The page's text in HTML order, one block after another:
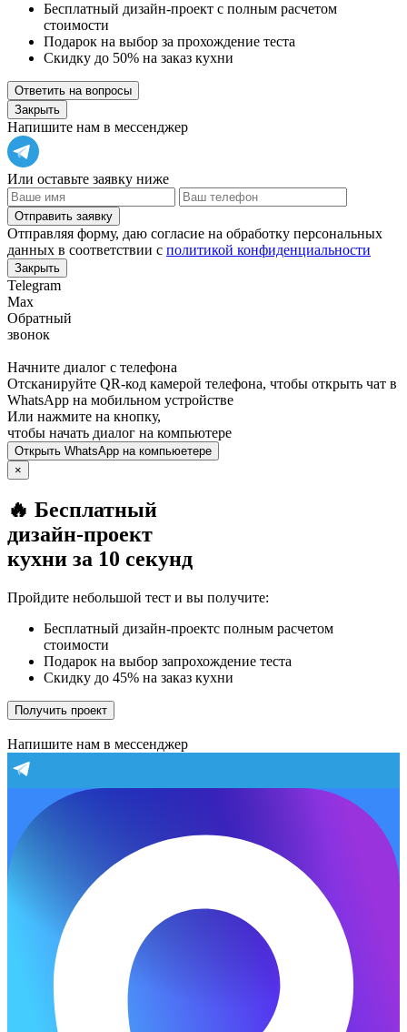
Бесплатный дизайн-проект с полным расчетом
стоимости
Подарок на выбор за прохождение теста
Скидку до 50% на заказ кухни
Ответить на вопросы
Закрыть
Напишите нам в мессенджер
Или оставьте заявку ниже
Отправить заявку
Отправляя форму, даю согласие на обработку персональных
данных в соответствии с политикой конфиденциальности
Закрыть
Telegram
Max
Обратный
звонок
Начните диалог с телефона
Отсканируйте QR-код камерой телефона, чтобы открыть чат в
WhatsApp на мобильном устройстве
Или нажмите на кнопку,
чтобы начать диалог на компьютере
Открыть WhatsApp на компьюетере
×
🔥 Бесплатный
дизайн-проект
кухни за 10 секунд
Пройдите небольшой тест и вы получите:
Бесплатный дизайн-проектс полным расчетом
стоимости
Подарок на выбор запрохождение теста
Скидку до 45% на заказ кухни
Получить проект
Напишите нам в мессенджер